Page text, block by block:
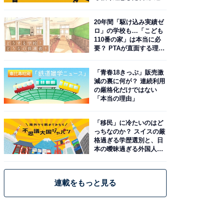
20年間「駆け込み実績ゼ
ロ」の学校も…「こども
110番の家」は本当に必
要？ PTAが直面する理想
「青春18きっぷ」販売激
減の裏に何が？ 連続利用
の厳格化だけではない
「本当の理由」
「移民」に冷たいのはど
っちなのか？ スイスの厳
格過ぎる学歴選別と、日
本の曖昧過ぎる外国人政
連載をもっと見る